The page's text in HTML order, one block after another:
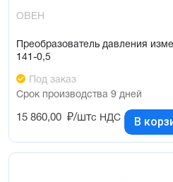
ОВЕН
Преобразователь давления
141-0,5
Под заказ
Срок производства 9 дней
15 860,00 ₽/штс НДС В